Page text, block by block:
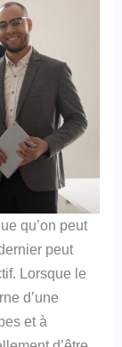
qu’on peut
peut
Lorsque le
d’une
et à